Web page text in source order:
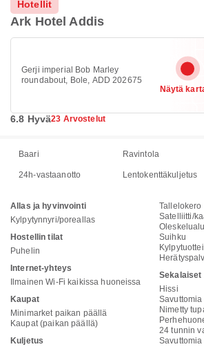
Hotellit
Ark Hotel Addis
Gerji imperial Bob Marley
roundabout, Bole, ADD 202675
Näytä
6.8 Hyvä23 Arvostelut
Baari Ravintola
24h-vastaanotto Lentokenttäkuljetus
Allas ja hyvinvointi
Kylpytynnyri/poreallas
Hostellin tilat
Puhelin
Internet-yhteys
Ilmainen Wi-Fi kaikissa huoneissa
Kaupat
Minimarket paikan päällä
Kaupat (paikan päällä)
Kuljetus
Satelliitti/
Suihku
Sekalaiset
Hissi
Nimetty
24 tunnin